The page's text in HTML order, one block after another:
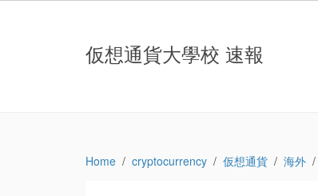
仮想通貨大學校 速報
Home cryptocurrency 仮想通貨 海外